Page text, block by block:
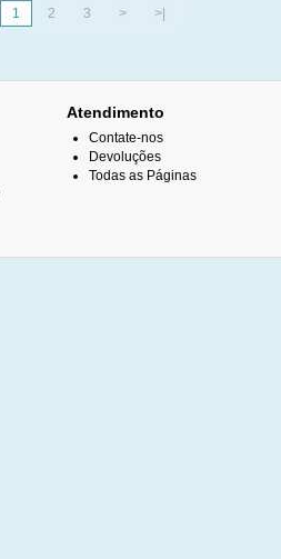
1 2 3 > >|
Atendimento
Contate-nos
Devoluções
Todas as Páginas